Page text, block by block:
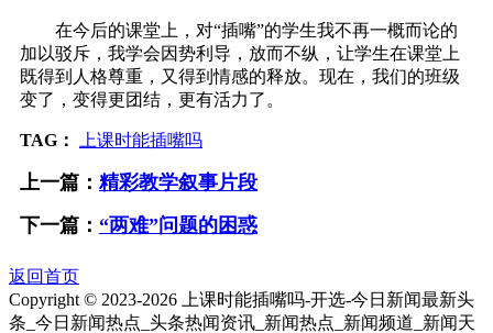
在今后的课堂上，对“插嘴”的学生我不再一概而论的
加以驳斥，我学会因势利导，放而不纵，让学生在课堂上
既得到人格尊重，又得到情感的释放。现在，我们的班级
变了，变得更团结，更有活力了。
TAG： 上课时能插嘴吗
上一篇： 精彩教学叙事片段
下一篇： “两难”问题的困惑
返回首页
Copyright © 2023-2026 上课时能插嘴吗-开选-今日新闻最新头
条_今日新闻热点_头条热闻资讯_新闻热点_新闻频道_新闻天